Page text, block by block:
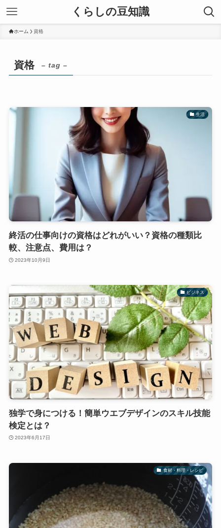
くらしの豆知識
ホーム 資格
資格 – tag –
生活
終活の仕事向けの資格はどれがいい？資格の種類比
較、注意点、費用は？
2023年10月9日
ビジネス
独学で身につける！簡単ウエブデザインのスキル技能
検定とは？
2023年6月17日
食材・料理・レシピ